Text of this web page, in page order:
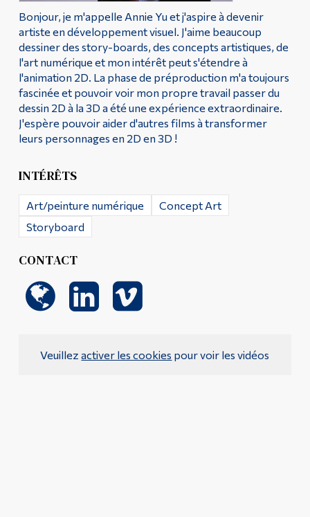
Bonjour, je m'appelle Annie Yu et j'aspire à devenir
artiste en développement visuel. J'aime beaucoup
dessiner des story-boards, des concepts artistiques, de
l'art numérique et mon intérêt peut s'étendre à
l'animation 2D. La phase de préproduction m'a toujours
fascinée et pouvoir voir mon propre travail passer du
dessin 2D à la 3D a été une expérience extraordinaire.
J'espère pouvoir aider d'autres films à transformer
leurs personnages en 2D en 3D !
INTÉRÊTS
Art/peinture numérique
Concept Art
Storyboard
CONTACT
Veuillezactiver les cookies pour voir les vidéos